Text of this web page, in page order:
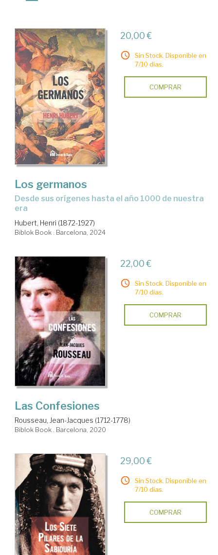
20,00 €
Sin Stock. Disponible en
7/10 días.
COMPRAR
Los germanos
desde sus orígenes hasta el año 1000 de nuestra
era
Hubert, Henri (1872-1927)
Biblok Book . Barcelona, 2024
22,00 €
Sin Stock. Disponible en
7/10 días.
COMPRAR
Las Confesiones
Rousseau, Jean-Jacques (1712-1778)
Biblok Book . Barcelona, 2020
29,00 €
Sin Stock. Disponible en
7/10 días.
COMPRAR